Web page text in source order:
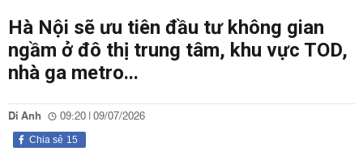
Hà Nội sẽ ưu tiên đầu tư không gian
ngầm ở đô thị trung tâm, khu vực TOD,
nhà ga metro...
Di Anh 09:20 | 09/07/2026
15
Chia sẻ